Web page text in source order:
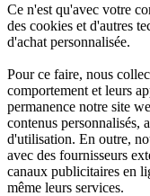
Ce n'est qu'avec votre
des cookies et d'autres
d'achat personnalisée.
Pour ce faire, nous
comportement et leurs
permanence notre site
contenus personnalisés,
d'utilisation. En outre,
avec des fournisseurs
canaux publicitaires en
même leurs services.